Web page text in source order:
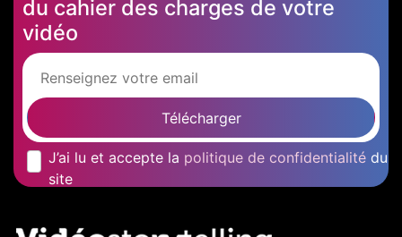
du cahier des charges de votre
vidéo
Télécharger
J’ai lu et accepte la politique de confidentialité du
site